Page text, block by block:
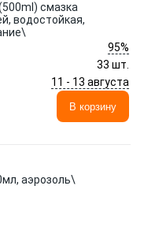
(500ml) смазка
водостойкая,
95%
33 шт.
11 - 13 августа
В корзину
аэрозоль\